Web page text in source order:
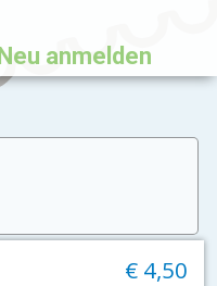
Neu anmelden
€ 4,50